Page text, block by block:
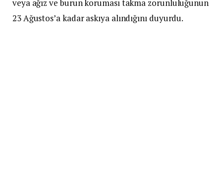
veya ağız ve burun koruması takma zorunluluğunun
23 Ağustos’a kadar askıya alındığını duyurdu.